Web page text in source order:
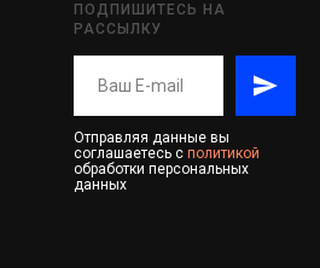
ПОДПИШИТЕСЬ НА
РАССЫЛКУ
Отправляя данные вы
соглашаетесь с политикой
обработки персональных
данных